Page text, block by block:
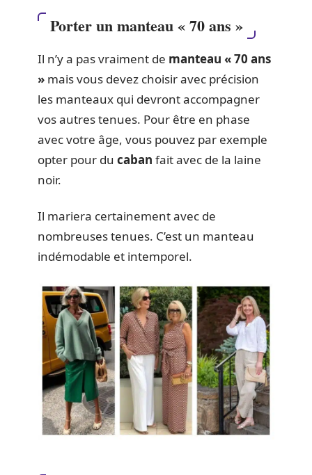
Porter un manteau « 70 ans »
Il n’y a pas vraiment de manteau « 70 ans
» mais vous devez choisir avec précision
les manteaux qui devront accompagner
vos autres tenues. Pour être en phase
avec votre âge, vous pouvez par exemple
opter pour du caban fait avec de la laine
noir.
Il mariera certainement avec de
nombreuses tenues. C’est un manteau
indémodable et intemporel.